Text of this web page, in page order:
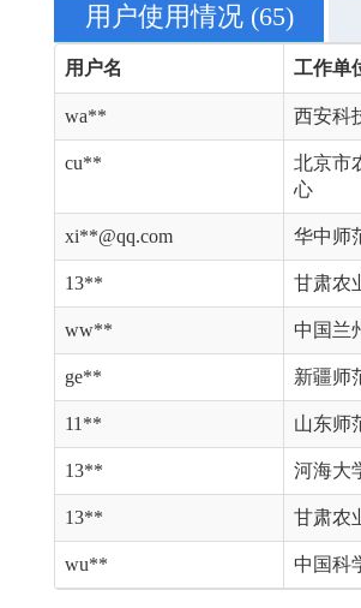
用户使用情况 (65)
用户名 工作单
wa** 西安科
cu**
北京市
心
xi**@qq.com 华中师
13** 甘肃农
ww** 中国兰
ge** 新疆师
11** 山东师
13** 河海大
13** 甘肃农
wu** 中国科